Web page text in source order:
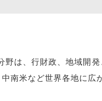
は、行財政、地域開発
南米など世界各地に広